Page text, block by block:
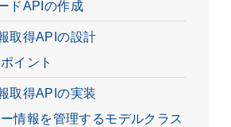
ドAPIの作成
取得APIの設計
イント
取得APIの実装
情報を管理するモデルクラス